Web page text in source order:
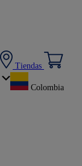
Tiendas
Colombia